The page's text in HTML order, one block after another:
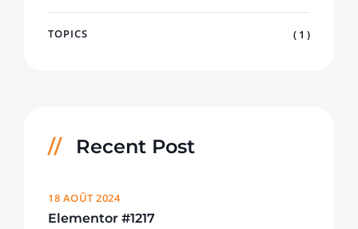
TOPICS ( 1 )
Recent Post
Elementor #1217
18 AOÛT 2024